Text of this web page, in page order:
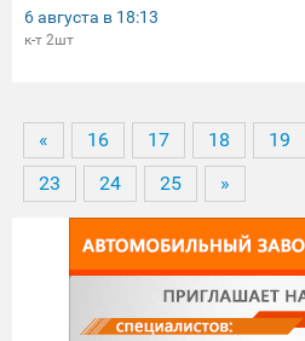
6 августа в 18:13
к-т 2шт
« 16 17 18 19
23
24 25 »